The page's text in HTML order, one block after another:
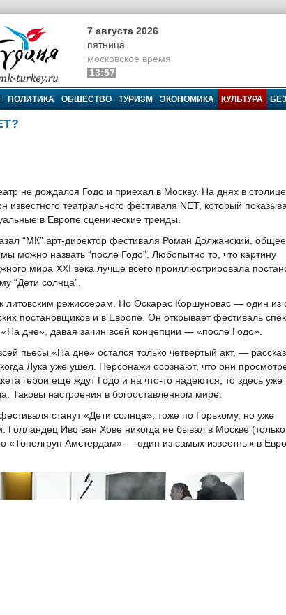
7 августа 2026
пятница
московское время
13:57
ПОЛИТИКА ОБЩЕСТВО ТУРИЗМ ЭКОНОМИКА КУЛЬТУРА
не дождался Годо и приехал в Москву. На днях в столице
известного театрального фестиваля NET, который
в Европе сценические тренды.
“МК” арт-директор фестиваля Роман Должанский, общее
можно назвать “после Годо”. Любопытно то, что картину
мира XXI века лучше всего проиллюстрировала
“Дети солнца”.
литовским режиссерам. Но Оскарас Коршуновас — один из
постановщиков и в Европе. Он открывает фестиваль
дне», давая зачин всей концепции — «после Годо».
пьесы «На дне» остался только четвертый акт, —
Лука уже ушел. Персонажи осознают, что они
герои еще ждут Годо и на что-то надеются, то здесь уже
Таковы настроения в богооставленном мире.
станут «Дети солнца», тоже по Горькому, но уже
Голландец Иво ван Хове никогда не бывал в Москве (только
«Тонелгруп Амстердам» — один из самых известных в